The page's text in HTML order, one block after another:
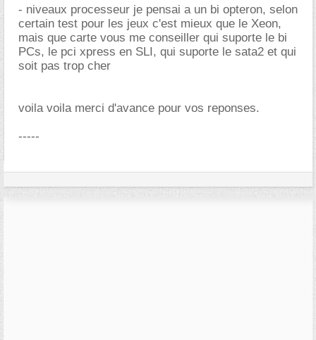
- niveaux processeur je pensai a un bi opteron, selon
certain test pour les jeux c'est mieux que le Xeon,
mais que carte vous me conseiller qui suporte le bi
PCs, le pci xpress en SLI, qui suporte le sata2 et qui
soit pas trop cher
voila voila merci d'avance pour vos reponses.
-----